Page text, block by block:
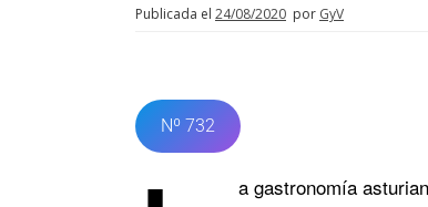
Publicada el 24/08/2020 por GyV
Nº 732
a gastronomía